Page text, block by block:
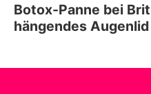
Botox-Panne bei
hängendes Augenlid